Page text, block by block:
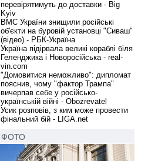
перевірятимуть до доставки - Big
Kyiv
ВМС України знищили російські
об'єкти на буровій установці "Сиваш"
(відео) - РБК-Україна
Україна підірвала великі кораблі біля
Геленджика і Новоросійська - real-
vin.com
"Домовитися неможливо": дипломат
пояснив, чому "фактор Трампа"
вичерпав себе у російсько-
українській війні - Obozrevatel
Усик розповів, з ким може провести
фінальний бій - LIGA.net
ФОТО